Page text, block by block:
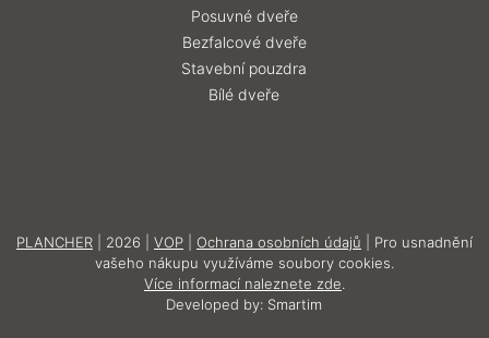
Posuvné dveře
Bezfalcové dveře
Stavební pouzdra
Bílé dveře
PLANCHER| 2026 | VOP| Ochrana osobních údajů | Pro usnadnění
vašeho nákupu využíváme soubory cookies.
Více informací naleznete zde
Developed by: Smartim